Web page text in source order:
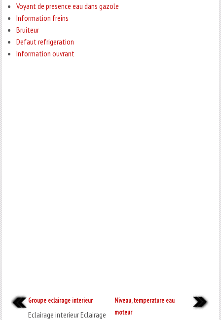
Voyant de presence eau dans gazole
Information freins
Bruiteur
Defaut refrigeration
Information ouvrant
Groupe eclairage interieur
Eclairage interieur Eclairage
Niveau, temperature eau
moteur